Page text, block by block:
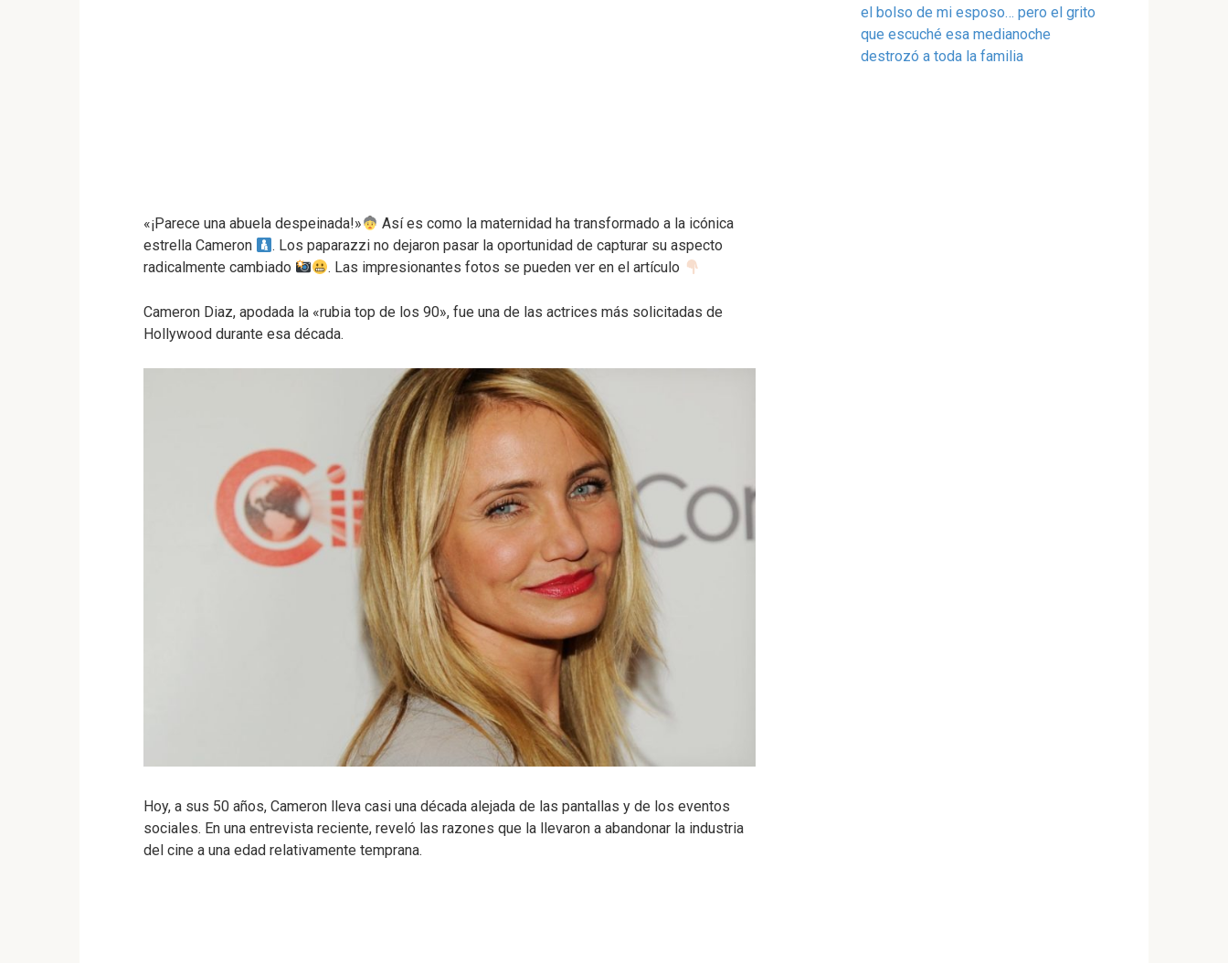
«¡Parece una abuela despeinada!»
Así es como la maternidad ha transformado a la icónica
estrella Cameron
. Los paparazzi no dejaron pasar la oportunidad de capturar su aspecto
radicalmente cambiado
. Las impresionantes fotos se pueden ver en el artículo
Cameron Diaz, apodada la «rubia top de los 90», fue una de las actrices más solicitadas de
Hollywood durante esa década.
Hoy, a sus 50 años, Cameron lleva casi una década alejada de las pantallas y de los eventos
sociales. En una entrevista reciente, reveló las razones que la llevaron a abandonar la industria
del cine a una edad relativamente temprana.
el bolso de mi esposo… pero el grito
que escuché esa medianoche
destrozó a toda la familia